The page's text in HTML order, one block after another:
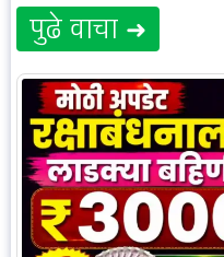
पुढे वाचा ➜